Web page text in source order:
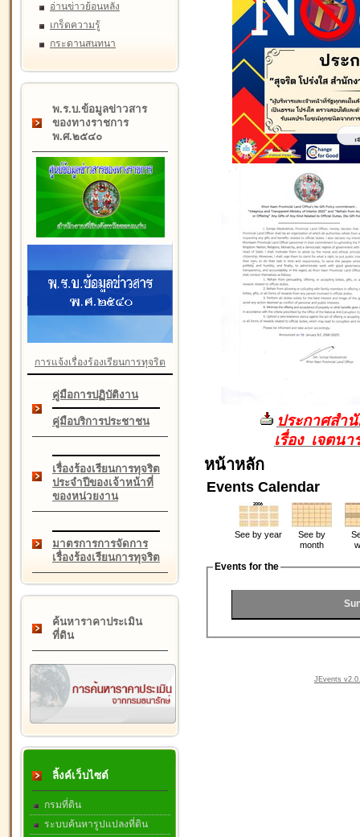
อ่านข่าวย้อนหลัง
เกร็ดความรู้
กระดานสนทนา
พ.ร.บ.ข้อมูลข่าวสาร
ของทางราชการ
พ.ศ.๒๕๔๐
การแจ้งเรื่องร้องเรียนการทุจริต
คู่มือการปฏิบัติงาน
คู่มือบริการประชาชน
เรื่องร้องเรียนการทุจริต
ประจำปีของเจ้าหน้าที่
ของหน่วยงาน
มาตรการการจัดการ
เรื่องร้องเรียนการทุจริต
ค้นหาราคาประเมิน
ที่ดิน
ลิ้งค์เว็บไซต์
กรมที่ดิน
ระบบค้นหารูปแปลงที่ดิน
ประกาศสำ
เรื่อง เจตน
หน้าหลัก
Events Calendar
See by year
See by
month
Events for the
JEvents